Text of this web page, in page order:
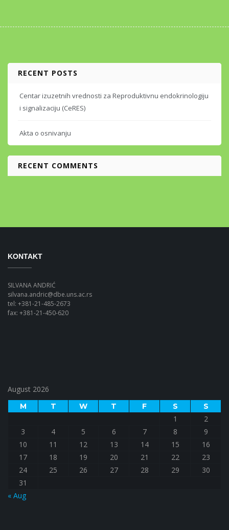
RECENT POSTS
Centar izuzetnih vrednosti za Reproduktivnu endokrinologiju
i signalizaciju (CeRES)
Akta o osnivanju
RECENT COMMENTS
KONTAKT
SILVANA ANDRIĆ
silvana.andric@dbe.uns.ac.rs
tel: +381-21-485-2673
fax: +381-21-450-620
August 2026
M T W T F S S
1
2
3
4 5 6 7 8
9
10
11 12 13 14 15
16
17
18 19 20 21 22
23
24
25 26 27 28 29
30
31
« Aug